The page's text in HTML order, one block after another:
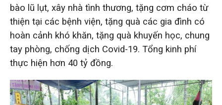
bào lũ lụt, xây nhà tình thương, tặng cơm cháo từ
thiện tại các bệnh viện, tặng quà các gia đình có
hoàn cảnh khó khăn, tặng quà khuyến học, chung
tay phòng, chống dịch Covid-19. Tổng kinh phí
thực hiện hơn 40 tỷ đồng.